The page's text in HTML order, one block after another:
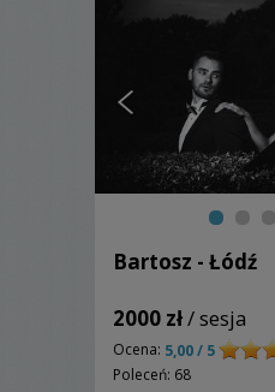
Bartosz - Łódź
2000 zł/ sesja
Ocena: 5,00 / 5
Poleceń: 68